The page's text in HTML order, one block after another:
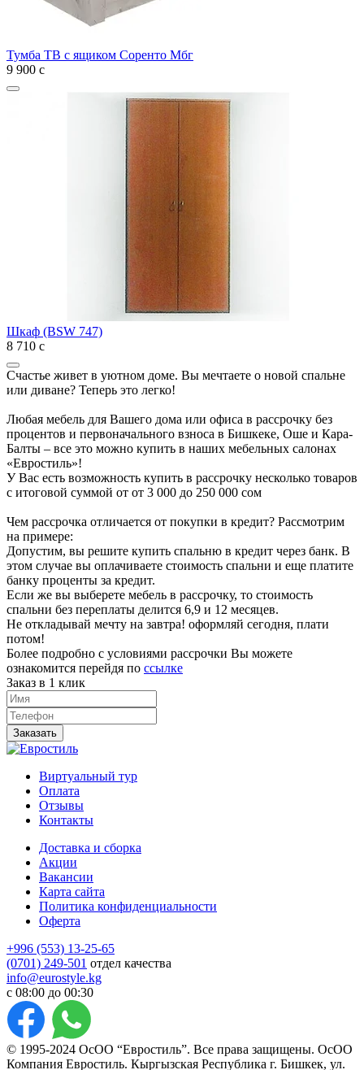
Тумба ТВ с ящиком Соренто Мбг
9 900 с
Шкаф (BSW 747)
8 710 с
Счастье живет в уютном доме. Вы мечтаете о новой спальне
или диване? Теперь это легко!
Любая мебель для Вашего дома или офиса в рассрочку без
процентов и первоначального взноса в Бишкеке, Оше и Кара-
Балты – все это можно купить в наших мебельных салонах
«Евростиль»!
У Вас есть возможность купить в рассрочку несколько товаров
с итоговой суммой от от 3 000 до 250 000 сом
Чем рассрочка отличается от покупки в кредит? Рассмотрим
на примере:
Допустим, вы решите купить спальню в кредит через банк. В
этом случае вы оплачиваете стоимость спальни и еще платите
банку проценты за кредит.
Если же вы выберете мебель в рассрочку, то стоимость
спальни без переплаты делится 6,9 и 12 месяцев.
Не откладывай мечту на завтра! оформляй сегодня, плати
потом!
Более подробно с условиями рассрочки Вы можете
ознакомится перейдя по ссылке
Заказ в 1 клик
Заказать
Виртуальный тур
Оплата
Отзывы
Контакты
Доставка и сборка
Акции
Вакансии
Карта сайта
Политика конфиденциальности
Оферта
+996 (553) 13-25-65
(0701) 249-501 отдел качества
info@eurostyle.kg
с 08:00 до 00:30
© 1995-2024 ОсОО “Евростиль”. Все права защищены. ОсОО
Компания Евростиль. Кыргызская Республика г. Бишкек, ул.